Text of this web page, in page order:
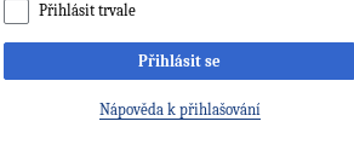
Přihlásit trvale
Přihlásit se
Nápověda k přihlašování